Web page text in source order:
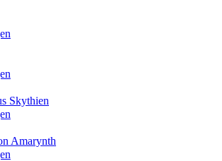
Skythien
Amarynth